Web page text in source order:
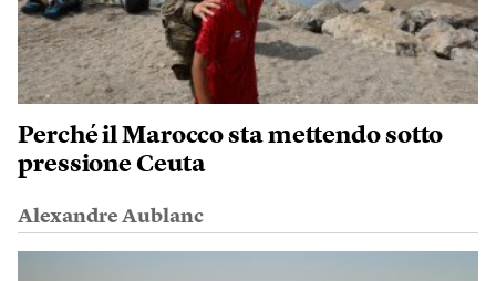
Perché il Marocco sta mettendo sotto
pressione Ceuta
Alexandre Aublanc